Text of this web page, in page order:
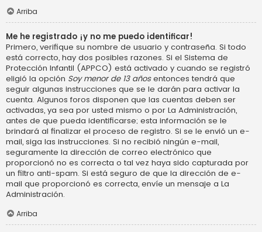
Arriba
Me he registrado ¡y no me puedo identificar!
Primero, verifique su nombre de usuario y contraseña. Si todo
está correcto, hay dos posibles razones. Si el Sistema de
Protección Infantil (APPCO) está activado y cuando se registró
eligió la opción Soy menor de 13 añosentonces tendrá que
seguir algunas instrucciones que se le darán para activar la
cuenta. Algunos foros disponen que las cuentas deben ser
activadas, ya sea por usted mismo o por La Administración,
antes de que pueda identificarse; esta información se le
brindará al finalizar el proceso de registro. Si se le envió un e-
mail, siga las instrucciones. Si no recibió ningún e-mail,
seguramente la dirección de correo electrónico que
proporcionó no es correcta o tal vez haya sido capturada por
un filtro anti-spam. Si está seguro de que la dirección de e-
mail que proporcionó es correcta, envíe un mensaje a La
Administración.
Arriba